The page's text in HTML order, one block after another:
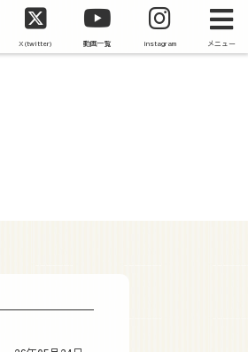
X(twitter) 動画一覧 instagram メニュー